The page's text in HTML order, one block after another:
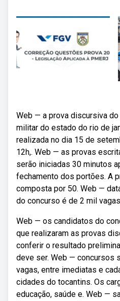
Web — a prova discursiva
militar do estado do rio de
realizada no dia 15 de
12h,. Web — as provas
serão iniciadas 30 minutos
fechamento dos portões. A
composta por 50. Web —
do concurso é de 2 mil
Web — os candidatos do
que realizaram as provas
conferir o resultado
deve ser. Web — concursos
vagas, entre imediatas e
cidades do tocantins. Os
educação, saúde e. Web —